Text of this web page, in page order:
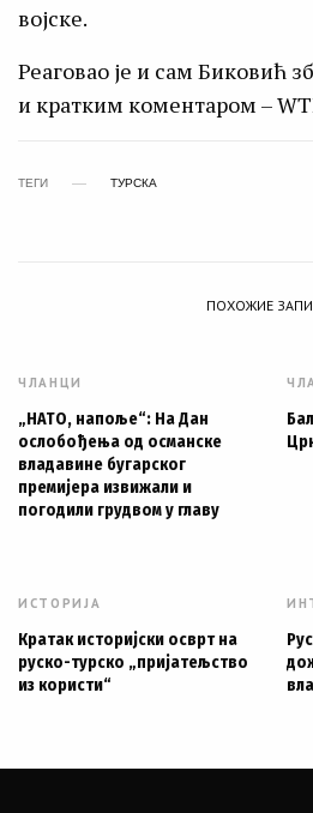
војске.
Реаговао је и сам Биковић
и кратким коментаром –
ТЕГИ ТУРСКА
ПОХОЖИЕ
ЧЛАНЦИ
„НАТО, напоље“: На Дан
ослобођења од османске
владавине бугарског
премијера извижали и
погодили грудвом у главу
ИСТОРИЈА
Кратак историјски осврт на
руско-турско „пријатељство
из користи“